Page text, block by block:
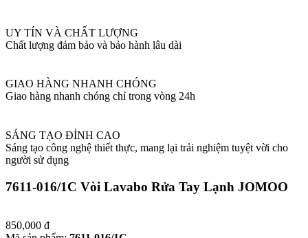
UY TÍN VÀ CHẤT LƯỢNG
Chất lượng đảm bảo và bảo hành lâu dài
GIAO HÀNG NHANH CHÓNG
Giao hàng nhanh chóng chỉ trong vòng 24h
SÁNG TẠO ĐỈNH CAO
Sáng tạo công nghệ thiết thực, mang lại trải nghiệm tuyệt vời cho
người sử dụng
7611-016/1C Vòi Lavabo Rửa Tay Lạnh JOMOO
850,000 đ